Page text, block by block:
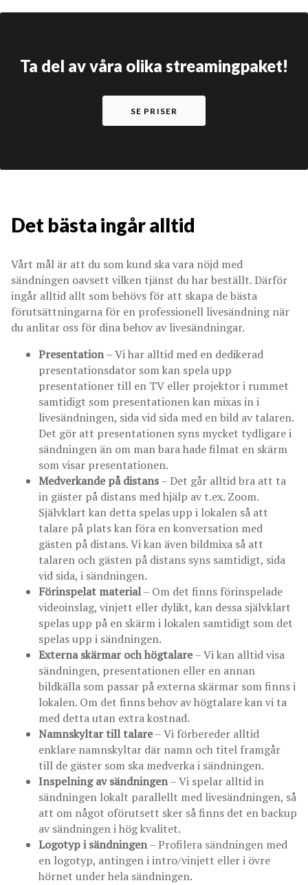
Ta del av våra olika streamingpaket!
SE PRISER
Det bästa ingår alltid
Vårt mål är att du som kund ska vara nöjd med
sändningen oavsett vilken tjänst du har beställt. Därför
ingår alltid allt som behövs för att skapa de bästa
förutsättningarna för en professionell livesändning när
du anlitar oss för dina behov av livesändningar.
Presentation– Vi har alltid med en dedikerad
presentationsdator som kan spela upp
presentationer till en TV eller projektor i rummet
samtidigt som presentationen kan mixas in i
livesändningen, sida vid sida med en bild av talaren.
Det gör att presentationen syns mycket tydligare i
sändningen än om man bara hade filmat en skärm
som visar presentationen.
Medverkande på distans– Det går alltid bra att ta
in gäster på distans med hjälp av t.ex. Zoom.
Självklart kan detta spelas upp i lokalen så att
talare på plats kan föra en konversation med
gästen på distans. Vi kan även bildmixa så att
talaren och gästen på distans syns samtidigt, sida
vid sida, i sändningen.
Förinspelat material– Om det finns förinspelade
videoinslag, vinjett eller dylikt, kan dessa självklart
spelas upp på en skärm i lokalen samtidigt som det
spelas upp i sändningen.
Externa skärmar och högtalare– Vi kan alltid visa
sändningen, presentationen eller en annan
bildkälla som passar på externa skärmar som finns i
lokalen. Om det finns behov av högtalare kan vi ta
med detta utan extra kostnad.
Namnskyltar till talare– Vi förbereder alltid
enklare namnskyltar där namn och titel framgår
till de gäster som ska medverka i sändningen.
Inspelning av sändningen– Vi spelar alltid in
sändningen lokalt parallellt med livesändningen, så
att om något oförutsett sker så finns det en backup
av sändningen i hög kvalitet.
Logotyp i sändningen– Profilera sändningen med
en logotyp, antingen i intro/vinjett eller i övre
hörnet under hela sändningen.